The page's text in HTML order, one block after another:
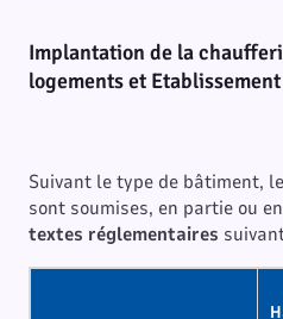
Implantation de la
logements et
Suivant le type de bâtiment,
sont soumises, en partie ou
textes réglementaires